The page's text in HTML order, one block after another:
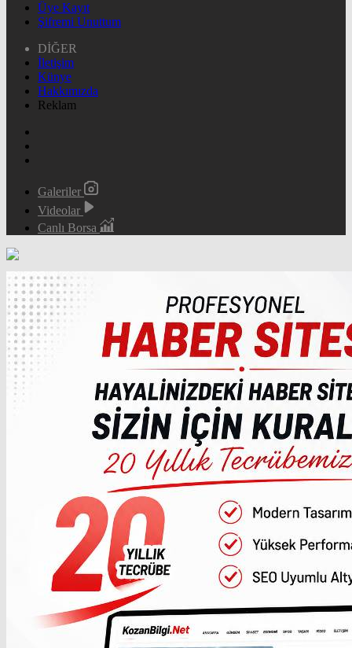
Üye Kayıt
Şifremi Unuttum
DİĞER
İletişim
Künye
Hakkımızda
Reklam
Galeriler
Videolar
Canlı Borsa